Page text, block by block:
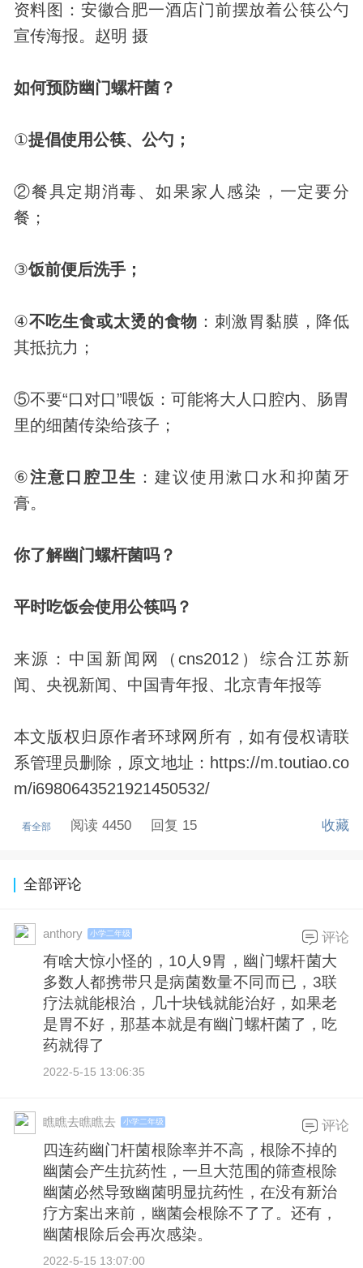
资料图：安徽合肥一酒店门前摆放着公筷公勺
宣传海报。赵明 摄
如何预防幽门螺杆菌？
①提倡使用公筷、公勺；
②餐具定期消毒、如果家人感染，一定要分
餐；
③饭前便后洗手；
④不吃生食或太烫的食物 ：刺激胃黏膜，降低
其抵抗力；
⑤不要“口对口”喂饭：可能将大人口腔内、肠胃
里的细菌传染给孩子；
⑥注意口腔卫生 ：建议使用漱口水和抑菌牙
膏。
你了解幽门螺杆菌吗？
平时吃饭会使用公筷吗？
来源：中国新闻网（cns2012）综合江苏新
闻、央视新闻、中国青年报、北京青年报等
本文版权归原作者环球网所有，如有侵权请联
系管理员删除，原文地址：https://m.toutiao.co
m/i6980643521921450532/
看全部 阅读 4450 回复 15 收藏
全部评论
anthory 小学二年级
有啥大惊小怪的，10人9胃，幽门螺杆菌大
多数人都携带只是病菌数量不同而已，3联
疗法就能根治，几十块钱就能治好，如果老
是胃不好，那基本就是有幽门螺杆菌了，吃
药就得了
2022-5-15 13:06:35
评论
瞧瞧去瞧瞧去 小学二年级
四连药幽门杆菌根除率并不高，根除不掉的
幽菌会产生抗药性，一旦大范围的筛查根除
幽菌必然导致幽菌明显抗药性，在没有新治
疗方案出来前，幽菌会根除不了了。还有，
幽菌根除后会再次感染。
2022-5-15 13:07:00
评论